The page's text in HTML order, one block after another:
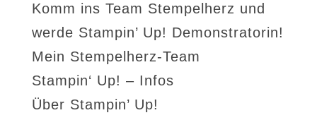
Komm ins Team Stempelherz und
werde Stampin’ Up! Demonstratorin!
Mein Stempelherz-Team
Stampin‘ Up! – Infos
Über Stampin’ Up!